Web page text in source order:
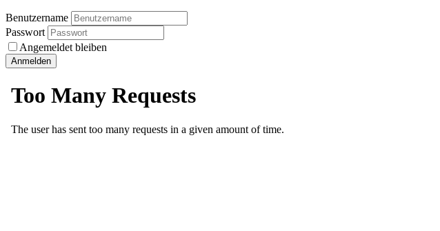
Benutzername
Passwort
Angemeldet bleiben